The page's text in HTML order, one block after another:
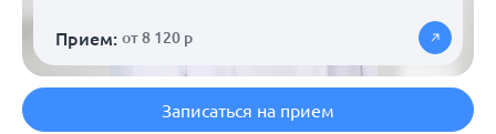
Прием: от 8 120 р
Записаться на прием